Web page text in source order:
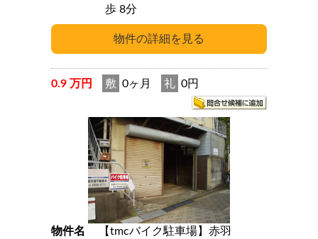
歩 8分
0.9 万円 敷 0ヶ月 礼 0円
物件名
【tmcバイク駐車場】赤羽